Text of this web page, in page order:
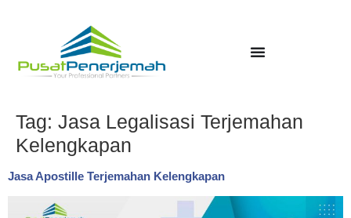
Tag: Jasa Legalisasi Terjemahan
Kelengkapan
Jasa Apostille Terjemahan Kelengkapan